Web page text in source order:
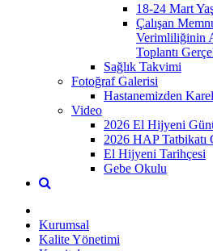
18-24 Mart
Çalışan
Verimliliğinin
Toplantı
Sağlık Takvimi
Fotoğraf Galerisi
Hastanemizden
Video
2026 El Hijyeni
2026 HAP Tatbikatı
El Hijyeni Tarihçesi
Gebe Okulu
Kurumsal
Kalite Yönetimi